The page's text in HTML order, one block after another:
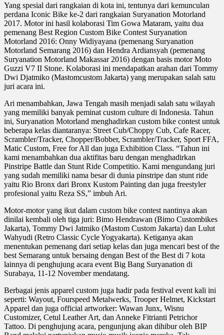
Yang spesial dari rangkaian di kota ini, tentunya dari kemunculan
perdana Iconic Bike ke-2 dari rangkaian Suryanation Motorland
2017. Motor ini hasil kolaborasi Tim Gowa Mataram, yaitu dua
pemenang Best Region Custom Bike Contest Suryanation
Motorland 2016: Onny Widiyayana (pemenang Suryanation
Motorland Semarang 2016) dan Hendra Ardiansyah (pemenang
Suryanation Motorland Makassar 2016) dengan basis motor Moto
Guzzi V7 II Stone. Kolaborasi ini mendapatkan arahan dari Tommy
Dwi Djatmiko (Mastomcustom Jakarta) yang merupakan salah satu
juri acara ini.
Ari menambahkan, Jawa Tengah masih menjadi salah satu wilayah
yang memiliki banyak peminat custom culture di Indonesia. Tahun
ini, Suryanation Motorland menghadirkan custom bike contest untuk
beberapa kelas diantaranya: Street Cub/Choppy Cub, Cafe Racer,
Scrambler/Tracker, Chopper/Bobber, Scrambler/Tracker, Sport FFA,
Matic Custom, Free for All dan juga Exhibition Class. “Tahun ini
kami menambahkan dua aktifitas baru dengan menghadirkan
Pinstripe Battle dan Stunt Ride Competitio. Kami mengundang juri
yang sudah memiliki nama besar di dunia pinstripe dan stunt ride
yaitu Rio Bronx dari Bronx Kustom Painting dan juga freestyler
profesional yaitu Reza SS,” imbuh Ari.
Motor-motor yang ikut dalam custom bike contest nantinya akan
dinilai kembali oleh tiga juri: Bimo Hendrawan (Bimo Custombikes
Jakarta), Tommy Dwi Jatmiko (Mastom Custom Jakarta) dan Lulut
Wahyudi (Retro Classic Cycle Yogyakarta). Ketiganya akan
menentukan pemenang dari setiap kelas dan juga mencari best of the
best Semarang untuk bersaing dengan Best of the Best di 7 kota
lainnya di penghujung acara event Big Bang Suryanation di
Surabaya, 11-12 November mendatang.
Berbagai jenis apparel custom juga hadir pada festival event kali ini
seperti: Wayout, Fourspeed Metalwerks, Trooper Helmet, Kickstart
Apparel dan juga official artworker: Wawan Junx, Wisnu
Customizer, Cetul Leather Art, dan Anneke Fitrianti Petrichor
Tattoo. Di penghujung acara, pengunjung akan dihibur oleh BIP